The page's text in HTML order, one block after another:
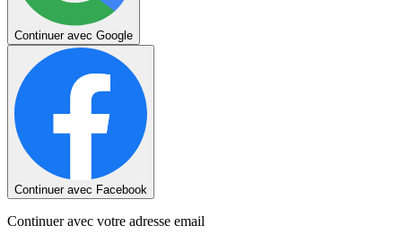
Continuer avec Google
Continuer avec Facebook
Continuer avec votre adresse email